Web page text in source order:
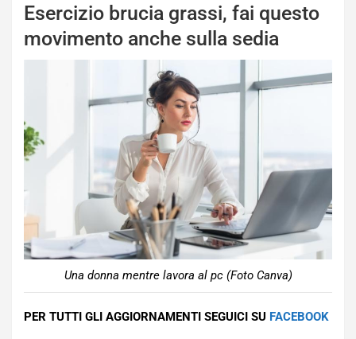
Esercizio brucia grassi, fai questo
movimento anche sulla sedia
Una donna mentre lavora al pc (Foto Canva)
PER TUTTI GLI AGGIORNAMENTI SEGUICI SU FACEBOOK